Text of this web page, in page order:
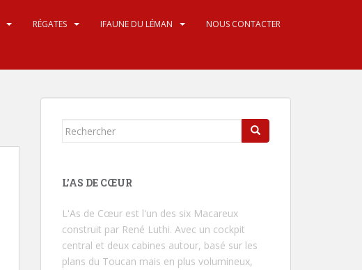
RÉGATES IFAUNE DU LÉMAN NOUS CONTACTER
Rechercher...
L’AS DE CŒUR
L'As de Cœur est l'un des six Macareux
construit par René Luthi. Avec un cockpit
central et deux cabines autour, basé sur les
plans du Toucan mais en plus volumineux,